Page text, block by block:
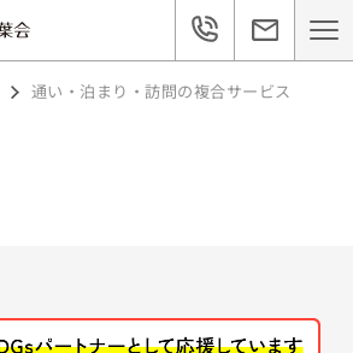
通い・泊まり・訪問の複合サービス